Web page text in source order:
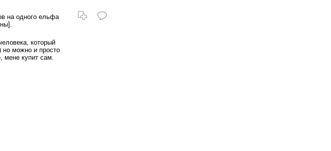
на одного ельфа
который
но можно и просто
мене купит сам.